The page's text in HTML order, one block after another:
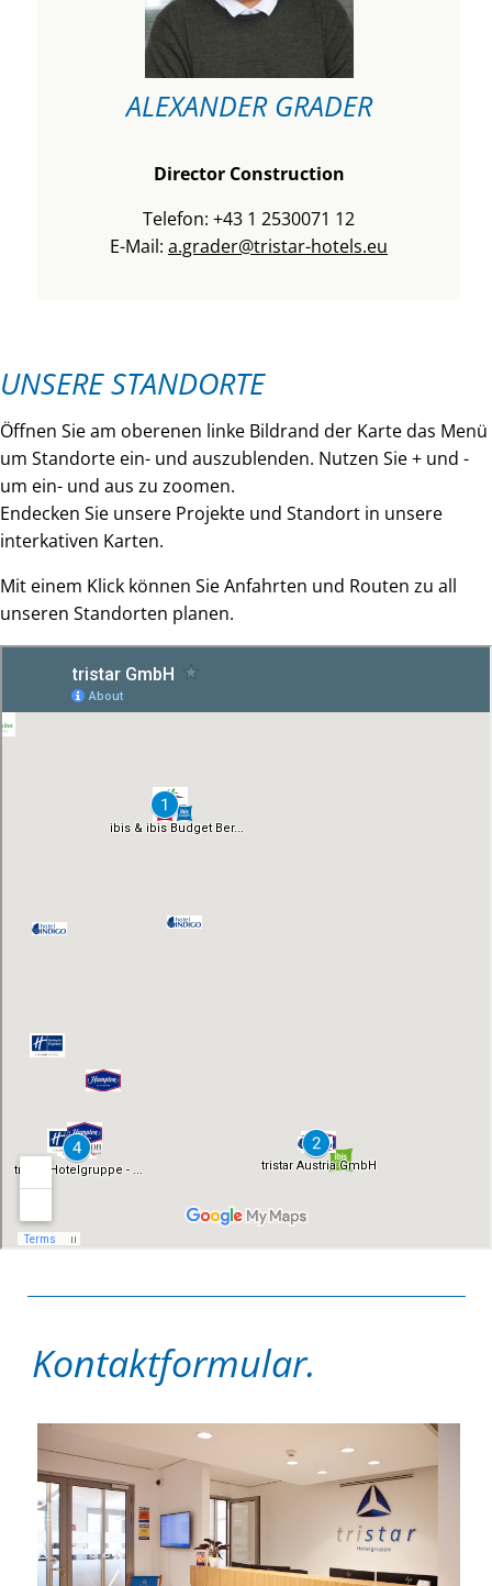
ALEXANDER GRADER
Director Construction
Telefon: +43 1 2530071 12
E-Mail: a.grader@tristar-hotels.eu
UNSERE STANDORTE
Öffnen Sie am oberenen linke Bildrand der Karte das Menü
um Standorte ein- und auszublenden. Nutzen Sie + und -
um ein- und aus zu zoomen.
Endecken Sie unsere Projekte und Standort in unsere
interkativen Karten.
Mit einem Klick können Sie Anfahrten und Routen zu all
unseren Standorten planen.
Kontaktformular.